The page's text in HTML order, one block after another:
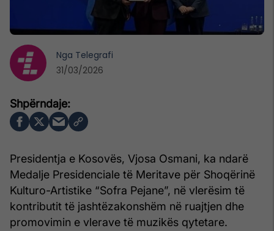
Presidentja e Kosovës, Vjosa Osmani, ka ndarë
Medalje Presidenciale të Meritave për Shoqërinë
Kulturo-Artistike “Sofra Pejane”, në vlerësim të
kontributit të jashtëzakonshëm në ruajtjen dhe
promovimin e vlerave të muzikës qytetare.
Nga Telegrafi
31/03/2026